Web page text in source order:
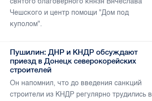
Чешского и центр помощи "Дом под
куполом".
Пушилин: ДНР и КНДР обсуждают
приезд в Донецк северокорейских
строителей
Он напомнил, что до введения санкций
строители из КНДР регулярно трудились в